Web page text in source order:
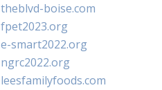
theblvd-boise.com
fpet2023.org
e-smart2022.org
ngrc2022.org
leesfamilyfoods.com